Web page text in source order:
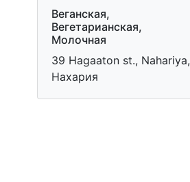
Веганская,
Вегетарианская,
Молочная
39 Hagaaton st., Nahariya,
Нахария